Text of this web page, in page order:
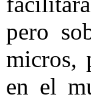
pero
micros,
en el